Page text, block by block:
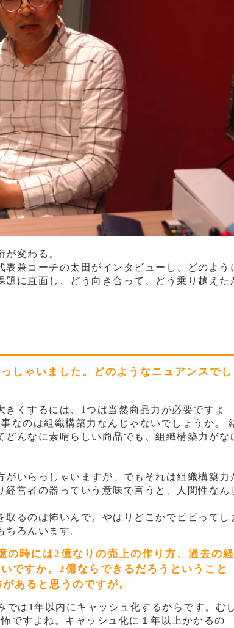
変わる。
兼コーチの太田がインタビューし、どのよう
に直面し、どう向き合って、どう乗り越えた
しゃいました。どのようなニュアンスでし
くするには、1つは当然商品力が必要ですよ
なのは組織構築力なんじゃないでしょうか。
んなに素晴らしい商品でも、組織構築力がな
いらっしゃいますが、でもそれは組織構築力
営者の器っていう意味で言うと、人間性なん
るのは怖いんで。やはりどこかでビビってし
ろんいます。
の時には2億なりの売上の作り方、過去の経
ですか。2億ならできるだろうということ
あると思うのですが。
は1年以内にキャッシュ化するからです。むし
ですよね。キャッシュ化に１年以上かかるの